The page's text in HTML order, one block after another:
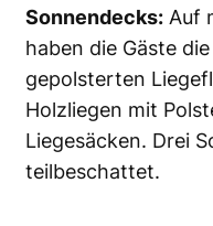
Sonnendecks: Auf
haben die Gäste
gepolsterten
Holzliegen mit
Liegesäcken. Drei
teilbeschattet.